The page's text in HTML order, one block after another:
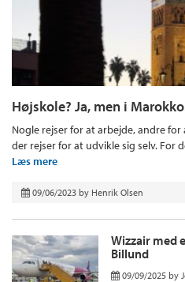
Højskole? Ja, men i
Nogle rejser for at arbejde, andre for
der rejser for at udvikle sig selv.
Læs mere
09/06/2023 by Henrik Olsen
Wizzair med
Billund
09/09/2025 by